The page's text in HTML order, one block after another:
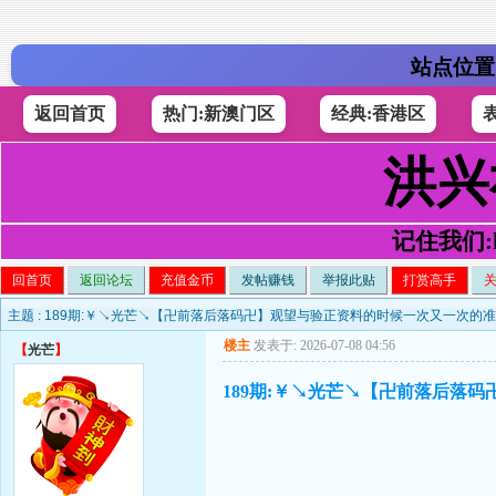
站点位
返回首页 热门:新澳门区 经典:香港区
洪
记住我们
回首页 返回论坛 充值金币 发帖赚钱 举报此贴 打赏高手
主题 : 189期:￥↘光芒↘【卍前落后落码卍】观望与验正资料的时候一次又一次的准
【光芒】 楼主 发表于: 2026-07-08 04:56
189期:￥↘光芒↘【卍前落后落码